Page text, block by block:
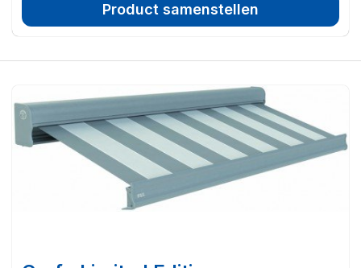
Product samenstellen